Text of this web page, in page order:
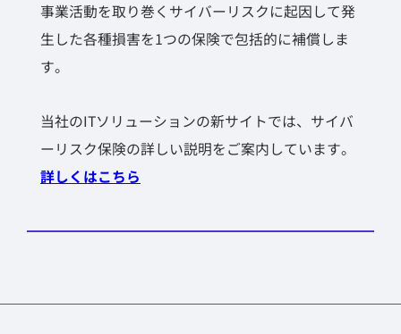
事業活動を取り巻くサイバーリスクに起因して発
生した各種損害を1つの保険で包括的に補償しま
す。
当社のITソリューションの新サイトでは、サイバ
ーリスク保険の詳しい説明をご案内しています。
詳しくはこちら